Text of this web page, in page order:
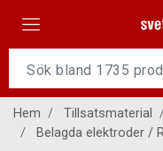
Slangpaket
Hem Tillsatsmaterial
Belagda elektroder /